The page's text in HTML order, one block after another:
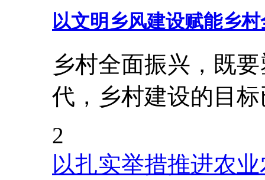
以文明乡风建设赋能乡
乡村全面振兴，既
代，乡村建设的目
2
以扎实举措推进农